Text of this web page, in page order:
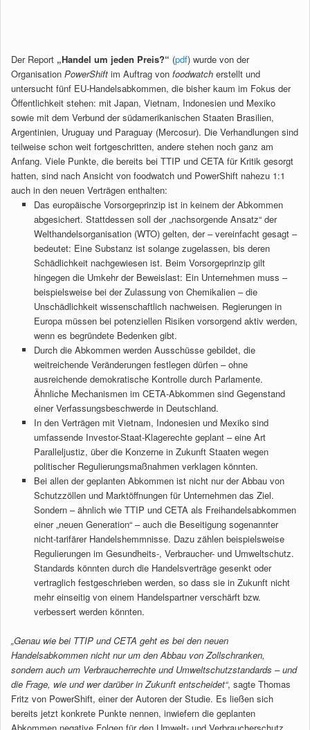
Der Report „Handel um jeden Preis?“ (pdf) wurde von der
Organisation PowerShift im Auftrag von foodwatch erstellt und
untersucht fünf EU-Handelsabkommen, die bisher kaum im Fokus der
Öffentlichkeit stehen: mit Japan, Vietnam, Indonesien und Mexiko
sowie mit dem Verbund der südamerikanischen Staaten Brasilien,
Argentinien, Uruguay und Paraguay (Mercosur). Die Verhandlungen sind
teilweise schon weit fortgeschritten, andere stehen noch ganz am
Anfang. Viele Punkte, die bereits bei TTIP und CETA für Kritik gesorgt
hatten, sind nach Ansicht von foodwatch und PowerShift nahezu 1:1
auch in den neuen Verträgen enthalten:
Das europäische Vorsorgeprinzip ist in keinem der Abkommen
abgesichert. Stattdessen soll der „nachsorgende Ansatz“ der
Welthandelsorganisation (WTO) gelten, der – vereinfacht gesagt –
bedeutet: Eine Substanz ist solange zugelassen, bis deren
Schädlichkeit nachgewiesen ist. Beim Vorsorgeprinzip gilt
hingegen die Umkehr der Beweislast: Ein Unternehmen muss –
beispielsweise bei der Zulassung von Chemikalien – die
Unschädlichkeit wissenschaftlich nachweisen. Regierungen in
Europa müssen bei potenziellen Risiken vorsorgend aktiv werden,
wenn es begründete Bedenken gibt.
Durch die Abkommen werden Ausschüsse gebildet, die
weitreichende Veränderungen festlegen dürfen – ohne
ausreichende demokratische Kontrolle durch Parlamente.
Ähnliche Mechanismen im CETA-Abkommen sind Gegenstand
einer Verfassungsbeschwerde in Deutschland.
In den Verträgen mit Vietnam, Indonesien und Mexiko sind
umfassende Investor-Staat-Klagerechte geplant – eine Art
Paralleljustiz, über die Konzerne in Zukunft Staaten wegen
politischer Regulierungsmaßnahmen verklagen könnten.
Bei allen der geplanten Abkommen ist nicht nur der Abbau von
Schutzzöllen und Marktöffnungen für Unternehmen das Ziel.
Sondern – ähnlich wie TTIP und CETA als Freihandelsabkommen
einer „neuen Generation“ – auch die Beseitigung sogenannter
nicht-tarifärer Handelshemmnisse. Dazu zählen beispielsweise
Regulierungen im Gesundheits-, Verbraucher- und Umweltschutz.
Standards könnten durch die Handelsverträge gesenkt oder
vertraglich festgeschrieben werden, so dass sie in Zukunft nicht
mehr einseitig von einem Handelspartner verschärft bzw.
verbessert werden könnten.
„Genau wie bei TTIP und CETA geht es bei den neuen
Handelsabkommen nicht nur um den Abbau von Zollschranken,
sondern auch um Verbraucherrechte und Umweltschutzstandards – und
die Frage, wie und wer darüber in Zukunft entscheidet“, sagte Thomas
Fritz von PowerShift, einer der Autoren der Studie. Es ließen sich
bereits jetzt konkrete Punkte nennen, inwiefern die geplanten
Abkommen negative Folgen für den Umwelt- und Verbraucherschutz,